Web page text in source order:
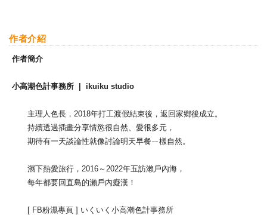
作者介紹
作者簡介
小高潮色計事務所 | ikuiku studio
主理人色長，2018年打工渡假結束後，返回家鄉後成立。
持續透過插畫分享情慾很自然、愛很多元，
期待有一天談論性就像討論明天早餐ㄧ樣自然。
濕下熱愛旅行，2016～2022年五訪瀨戶內海，
每年都要回直島的瀨戶內癡漢！
[ FB粉濕專頁 ] いくいく小高潮色計事務所